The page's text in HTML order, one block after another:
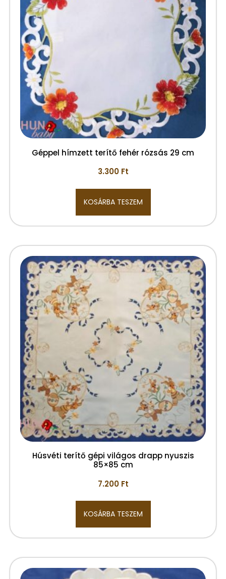
Géppel hímzett terítő fehér rózsás 29 cm
3.300 Ft
KOSÁRBA TESZEM
Húsvéti terítő gépi világos drapp nyuszis
85×85 cm
7.200 Ft
KOSÁRBA TESZEM